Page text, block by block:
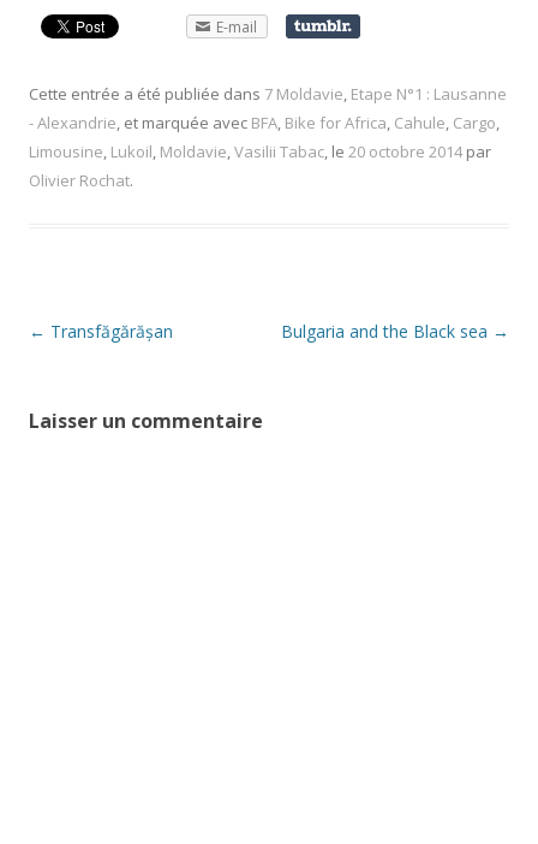
E-mail
Cette entrée a été publiée dans 7 Moldavie, Etape N°1 : Lausanne
- Alexandrie, et marquée avec BFA, Bike for Africa, Cahule, Cargo,
Limousine, Lukoil, Moldavie,Vasilii Tabac, le 20 octobre 2014 par
Olivier Rochat.
Navigation
← Transfăgărășan Bulgaria and the Black sea →
Laisser un commentaire